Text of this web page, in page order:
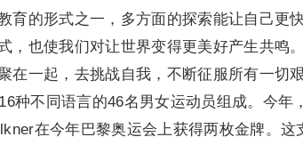
育的形式之一，多方面的探索能让自己更
，也使我们对让世界变得更美好产生共鸣
在一起，去挑战自我，不断征服所有一切
种不同语言的46名男女运动员组成。今年
在今年巴黎奥运会上获得两枚金牌。这